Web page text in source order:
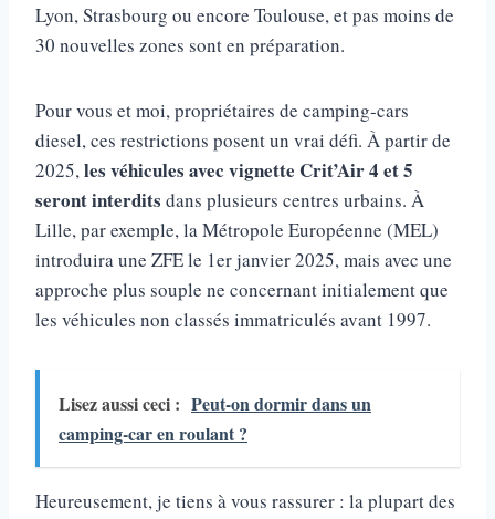
Lyon, Strasbourg ou encore Toulouse, et pas moins de
30 nouvelles zones sont en préparation.
Pour vous et moi, propriétaires de camping-cars
diesel, ces restrictions posent un vrai défi. À partir de
2025, les véhicules avec vignette Crit’Air 4 et 5
seront interdits dans plusieurs centres urbains. À
Lille, par exemple, la Métropole Européenne (MEL)
introduira une ZFE le 1er janvier 2025, mais avec une
approche plus souple ne concernant initialement que
les véhicules non classés immatriculés avant 1997.
Lisez aussi ceci : Peut-on dormir dans un
camping-car en roulant ?
Heureusement, je tiens à vous rassurer : la plupart des